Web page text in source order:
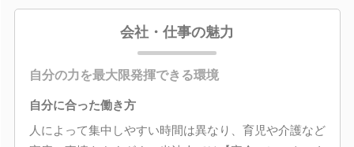
会社・仕事の魅力
自分の力を最大限発揮できる環境
自分に合った働き方
人によって集中しやすい時間は異なり、育児や介護など